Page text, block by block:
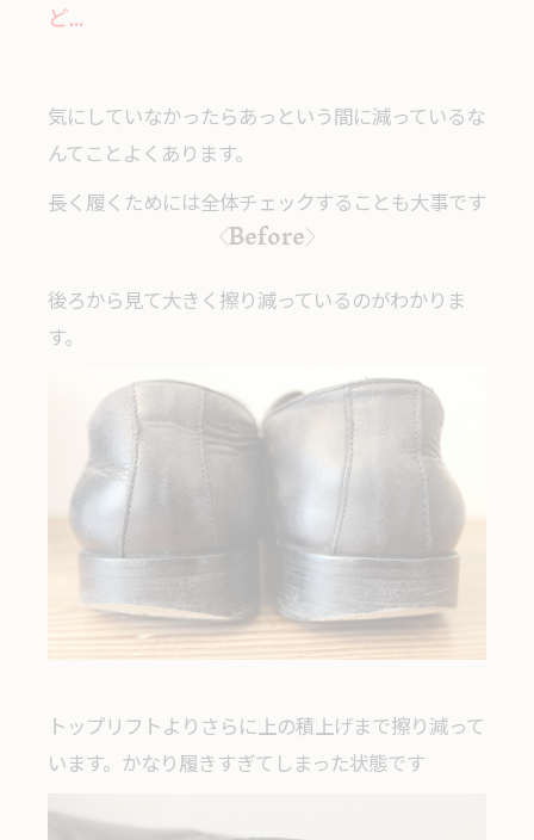
ど...
気にしていなかったらあっという間に減っているな
んてことよくあります。
長く履くためには全体チェックすることも大事です
〈Before〉
後ろから見て大きく擦り減っているのがわかりま
す。
トップリフトよりさらに上の積上げまで擦り減って
います。かなり履きすぎてしまった状態です